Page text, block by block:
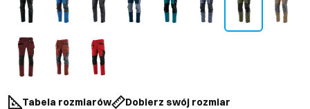
Tabela rozmiarów Dobierz swój rozmiar